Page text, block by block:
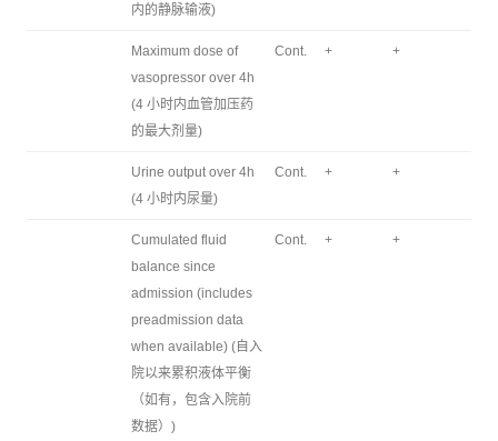
内的静脉输液)
Maximum dose of
vasopressor over 4h
(4 小时内血管加压药
的最大剂量)
Cont. + +
Urine output over 4h
(4 小时内尿量)
Cont. + +
Cumulated fluid
balance since
admission (includes
preadmission data
when available) (自入
院以来累积液体平衡
（如有，包含入院前
数据）)
Cont. + +